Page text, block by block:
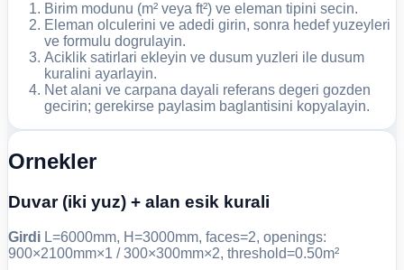
Birim modunu (m² veya ft²) ve eleman tipini secin.
Eleman olculerini ve adedi girin, sonra hedef yuzeyleri
ve formulu dogrulayin.
Aciklik satirlari ekleyin ve dusum yuzleri ile dusum
kuralini ayarlayin.
Net alani ve carpana dayali referans degeri gozden
gecirin; gerekirse paylasim baglantisini kopyalayin.
Ornekler
Duvar (iki yuz) + alan esik kurali
Girdi L=6000mm, H=3000mm, faces=2, openings:
900×2100mm×1 / 300×300mm×2, threshold=0.50m²